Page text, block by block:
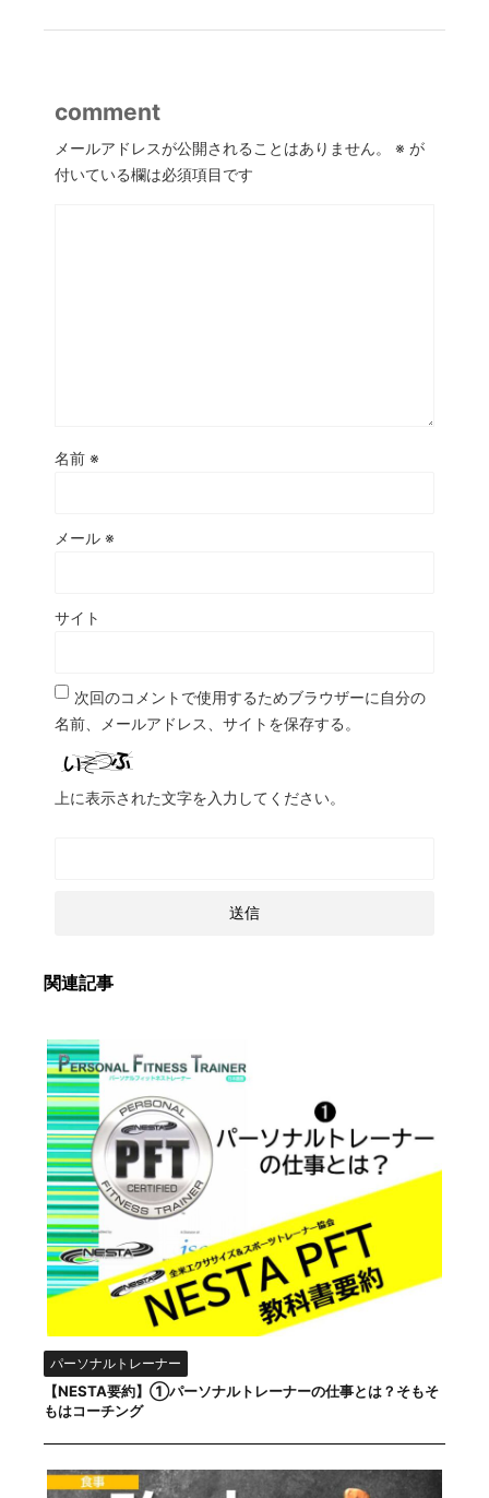
comment
メールアドレスが公開されることはありません。 ※ が
付いている欄は必須項目です
名前 ※
メール ※
サイト
次回のコメントで使用するためブラウザーに自分の
名前、メールアドレス、サイトを保存する。
上に表示された文字を入力してください。
関連記事
パーソナルトレーナー
【NESTA要約】①パーソナルトレーナーの仕事とは？そもそ
もはコーチング